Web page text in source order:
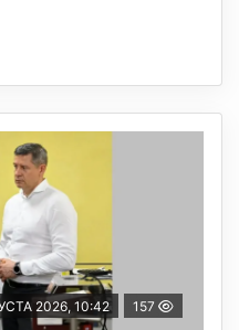
2026, 10:42 157